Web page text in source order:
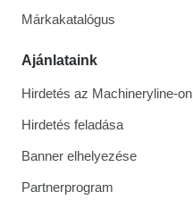
Márkakatalógus
Ajánlataink
Hirdetés az Machineryline-on
Hirdetés feladása
Banner elhelyezése
Partnerprogram